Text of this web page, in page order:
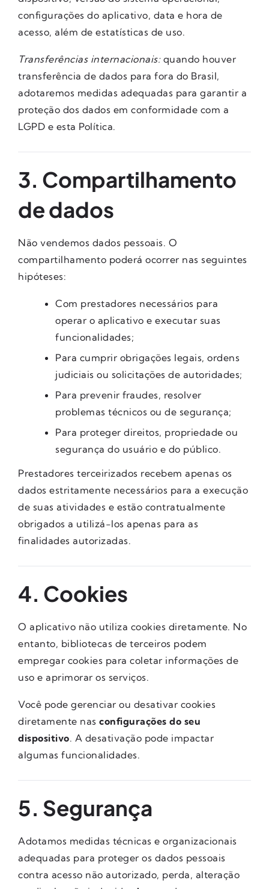
configurações do aplicativo, data e hora de
acesso, além de estatísticas de uso.
Transferências internacionais:quando houver
transferência de dados para fora do Brasil,
adotaremos medidas adequadas para garantir a
proteção dos dados em conformidade com a
LGPD e esta Política.
3. Compartilhamento
de dados
Não vendemos dados pessoais. O
compartilhamento poderá ocorrer nas seguintes
hipóteses:
Com prestadores necessários para
operar o aplicativo e executar suas
funcionalidades;
Para cumprir obrigações legais, ordens
judiciais ou solicitações de autoridades;
Para prevenir fraudes, resolver
problemas técnicos ou de segurança;
Para proteger direitos, propriedade ou
segurança do usuário e do público.
Prestadores terceirizados recebem apenas os
dados estritamente necessários para a execução
de suas atividades e estão contratualmente
obrigados a utilizá-los apenas para as
finalidades autorizadas.
4. Cookies
O aplicativo não utiliza cookies diretamente. No
entanto, bibliotecas de terceiros podem
empregar cookies para coletar informações de
uso e aprimorar os serviços.
Você pode gerenciar ou desativar cookies
diretamente nas configurações do seu
dispositivo. A desativação pode impactar
algumas funcionalidades.
5. Segurança
Adotamos medidas técnicas e organizacionais
adequadas para proteger os dados pessoais
contra acesso não autorizado, perda, alteração